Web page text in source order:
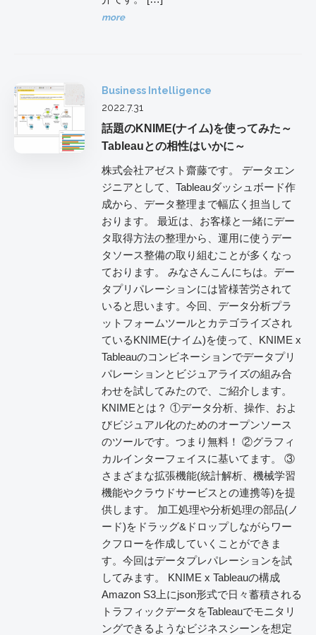
more
Business Intelligence
2022.7.31
話題のKNIME(ナイム)を使ってみた～
Tableauとの相性はいかに～
株式会社アゼスト齋藤です。 データエン
ジニアとして、Tableauダッシュボード作
成から、データ整理まで幅広く担当して
おります。 最近は、お客様と一緒にデー
タ取得方法の整理から、運用に使うデー
タソース整備の取り組むことが多くなっ
ております。 みなさんこんにちは。デー
タプリパレーションには皆様苦労されて
いると思います。今回、データ分析プラ
ットフォームツールとカテゴライズされ
ているKNIME(ナイム)を使って、KNIME x
Tableauのコンビネーションでデータプリ
パレーションとビジュアライズの組み合
わせを試してみたので、ご紹介します。
KNIMEとは？ ①データ分析、操作、およ
びビジュアル化のためのオープンソース
のツールです。つまり無料！ ②グラフィ
カルインターフェイスに基いてます。 ③
さまざまな拡張機能(統計解析、機械学習
機能やクラウドサービスとの連携等)を提
供します。 加工処理や分析処理の部品(ノ
ード)をドラッグ&ドロップしながらワー
クフローを作成していくことができま
す。今回はデータプレパレーションを試
してみます。 KNIME x Tableauの構成
Amazon S3上にjson形式で日々蓄積される
トラフィックデータをTableauでモニタリ
ングできるようなビジネスシーンを想定